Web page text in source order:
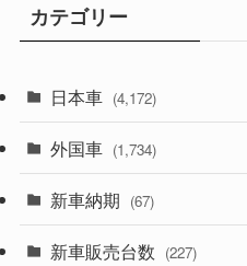
カテゴリー
日本車 (4,172)
(1,321)
(329)
(525)
外国車 (1,734)
新車納期 (67)
(28)
新車販売台数 (227)